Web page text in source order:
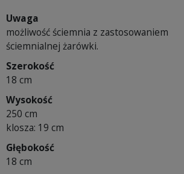
Uwaga
możliwość ściemnia z zastosowaniem
ściemnialnej żarówki.
Szerokość
18 cm
Wysokość
250 cm
klosza: 19 cm
Głębokość
18 cm